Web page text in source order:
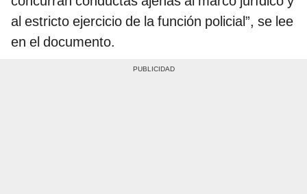
al estricto ejercicio de la función policial”, se lee
en el documento.